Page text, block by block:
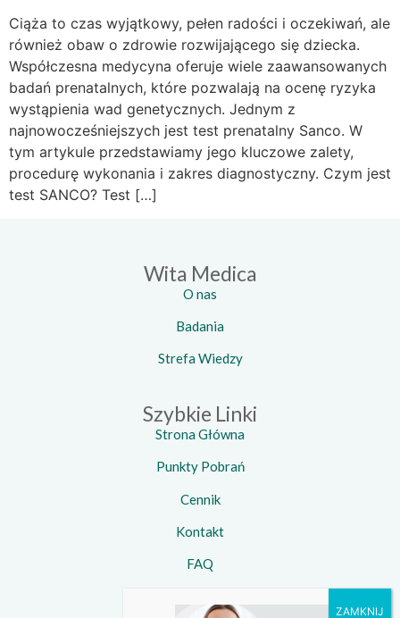
Ciąża to czas wyjątkowy, pełen radości i oczekiwań, ale
również obaw o zdrowie rozwijającego się dziecka.
Współczesna medycyna oferuje wiele zaawansowanych
badań prenatalnych, które pozwalają na ocenę ryzyka
wystąpienia wad genetycznych. Jednym z
najnowocześniejszych jest test prenatalny Sanco. W
tym artykule przedstawiamy jego kluczowe zalety,
procedurę wykonania i zakres diagnostyczny. Czym jest
test SANCO? Test […]
Wita Medica
O nas
Badania
Strefa Wiedzy
Szybkie Linki
Strona Główna
Punkty Pobrań
Cennik
Kontakt
FAQ